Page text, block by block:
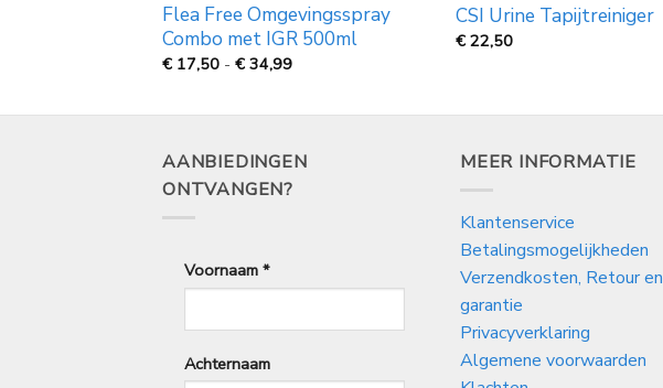
Flea Free Omgevingsspray
Combo met IGR 500ml
€ 17,50 - € 34,99Prijsklasse:
CSI Urine Tapijtreiniger
€22,50
AANBIEDINGEN
ONTVANGEN?
Voornaam *
Achternaam
MEER INFORMATIE
Klantenservice
Betalingsmogelijkheden
Verzendkosten, Retour en
garantie
Privacyverklaring
Algemene voorwaarden